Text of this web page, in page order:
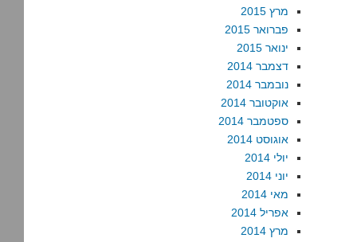
מרץ 2015
פברואר 2015
ינואר 2015
דצמבר 2014
נובמבר 2014
אוקטובר 2014
ספטמבר 2014
אוגוסט 2014
יולי 2014
יוני 2014
מאי 2014
אפריל 2014
מרץ 2014